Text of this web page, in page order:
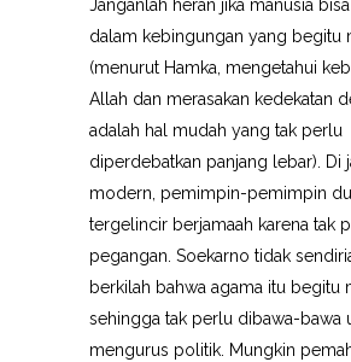
Janganlah heran jika manusia
dalam kebingungan yang begitu
(menurut Hamka, mengetahui
Allah dan merasakan kedekatan
adalah hal mudah yang tak perlu
diperdebatkan panjang lebar). Di
modern, pemimpin-pemimpin
tergelincir berjamaah karena tak
pegangan. Soekarno tidak
berkilah bahwa agama itu begitu
sehingga tak perlu dibawa-bawa
mengurus politik. Mungkin